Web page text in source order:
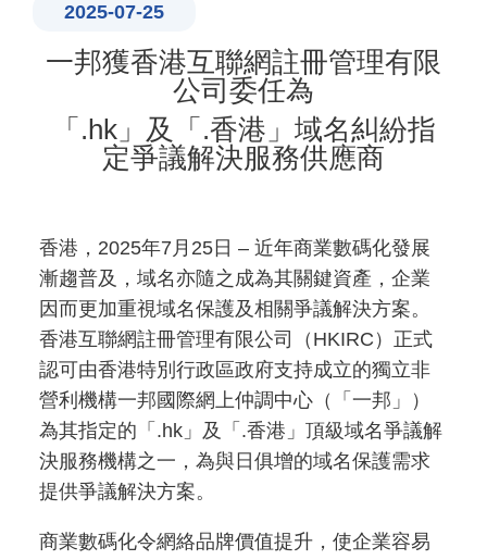
2025-07-25
一邦獲香港互聯網註冊管理有限
公司委任為
「.hk」及「.香港」域名糾紛指
定爭議解決服務供應商
香港，2025年7月25日 – 近年商業數碼化發展
漸趨普及，域名亦隨之成為其關鍵資產，企業
因而更加重視域名保護及相關爭議解決方案。
香港互聯網註冊管理有限公司（HKIRC）正式
認可由香港特別行政區政府支持成立的獨立非
營利機構一邦國際網上仲調中心（「一邦」）
為其指定的「.hk」及「.香港」頂級域名爭議解
決服務機構之一，為與日俱增的域名保護需求
提供爭議解決方案。
商業數碼化令網絡品牌價值提升，使企業容易